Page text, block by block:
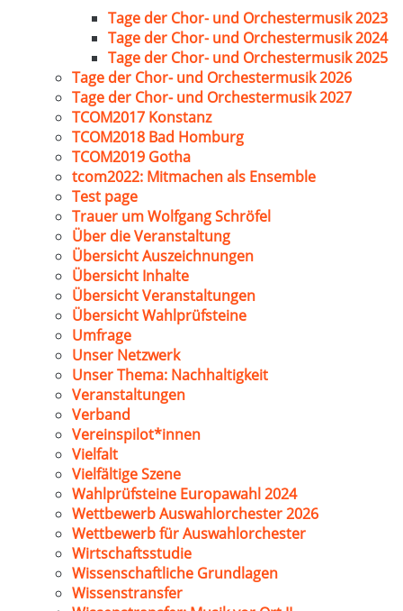
Tage der Chor- und Orchestermusik 2023
Tage der Chor- und Orchestermusik 2024
Tage der Chor- und Orchestermusik 2025
Tage der Chor- und Orchestermusik 2026
Tage der Chor- und Orchestermusik 2027
TCOM2017 Konstanz
TCOM2018 Bad Homburg
TCOM2019 Gotha
tcom2022: Mitmachen als Ensemble
Test page
Trauer um Wolfgang Schröfel
Über die Veranstaltung
Übersicht Auszeichnungen
Übersicht Inhalte
Übersicht Veranstaltungen
Übersicht Wahlprüfsteine
Umfrage
Unser Netzwerk
Unser Thema: Nachhaltigkeit
Veranstaltungen
Verband
Vereinspilot*innen
Vielfalt
Vielfältige Szene
Wahlprüfsteine Europawahl 2024
Wettbewerb Auswahlorchester 2026
Wettbewerb für Auswahlorchester
Wirtschaftsstudie
Wissenschaftliche Grundlagen
Wissenstransfer